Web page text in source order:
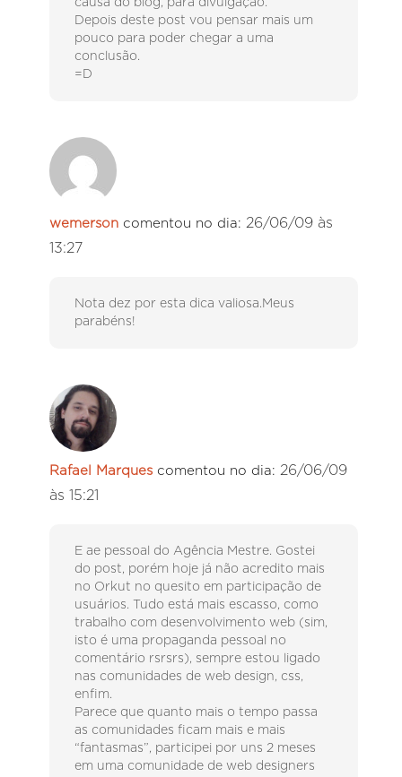
causa do blog, para divulgação.
Depois deste post vou pensar mais um
pouco para poder chegar a uma
conclusão.
=D
wemerson comentou no dia: 26/06/09 às
13:27
Nota dez por esta dica valiosa.Meus
parabéns!
Rafael Marques comentou no dia: 26/06/09
às 15:21
E ae pessoal do Agência Mestre. Gostei
do post, porém hoje já não acredito mais
no Orkut no quesito em participação de
usuários. Tudo está mais escasso, como
trabalho com desenvolvimento web (sim,
isto é uma propaganda pessoal no
comentário rsrsrs), sempre estou ligado
nas comunidades de web design, css,
enfim.
Parece que quanto mais o tempo passa
as comunidades ficam mais e mais
“fantasmas”, participei por uns 2 meses
em uma comunidade de web designers